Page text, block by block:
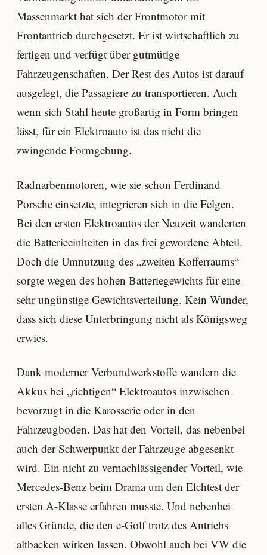
Massenmarkt hat sich der Frontmotor mit
Frontantrieb durchgesetzt. Er ist wirtschaftlich zu
fertigen und verfügt über gutmütige
Fahrzeugenschaften. Der Rest des Autos ist darauf
ausgelegt, die Passagiere zu transportieren. Auch
wenn sich Stahl heute großartig in Form bringen
lässt, für ein Elektroauto ist das nicht die
zwingende Formgebung.
Radnarbenmotoren, wie sie schon Ferdinand
Porsche einsetzte, integrieren sich in die Felgen.
Bei den ersten Elektroautos der Neuzeit wanderten
die Batterieeinheiten in das frei gewordene Abteil.
Doch die Umnutzung des „zweiten Kofferraums“
sorgte wegen des hohen Batteriegewichts für eine
sehr ungünstige Gewichtsverteilung. Kein Wunder,
dass sich diese Unterbringung nicht als Königsweg
erwies.
Dank moderner Verbundwerkstoffe wandern die
Akkus bei „richtigen“ Elektroautos inzwischen
bevorzugt in die Karosserie oder in den
Fahrzeugboden. Das hat den Vorteil, das nebenbei
auch der Schwerpunkt der Fahrzeuge abgesenkt
wird. Ein nicht zu vernachlässigender Vorteil, wie
Mercedes-Benz beim Drama um den Elchtest der
ersten A-Klasse erfahren musste. Und nebenbei
alles Gründe, die den e-Golf trotz des Antriebs
altbacken wirken lassen. Obwohl auch bei VW die